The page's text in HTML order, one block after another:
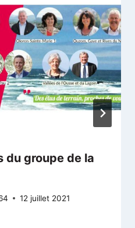
du groupe de la
12 juillet 2021